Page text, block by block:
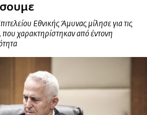
Εθνικής Άμυνας μίλησε για τις
που χαρακτηρίστηκαν από έντονη